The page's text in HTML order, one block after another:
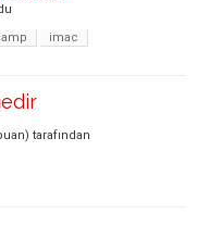
imac
tarafından